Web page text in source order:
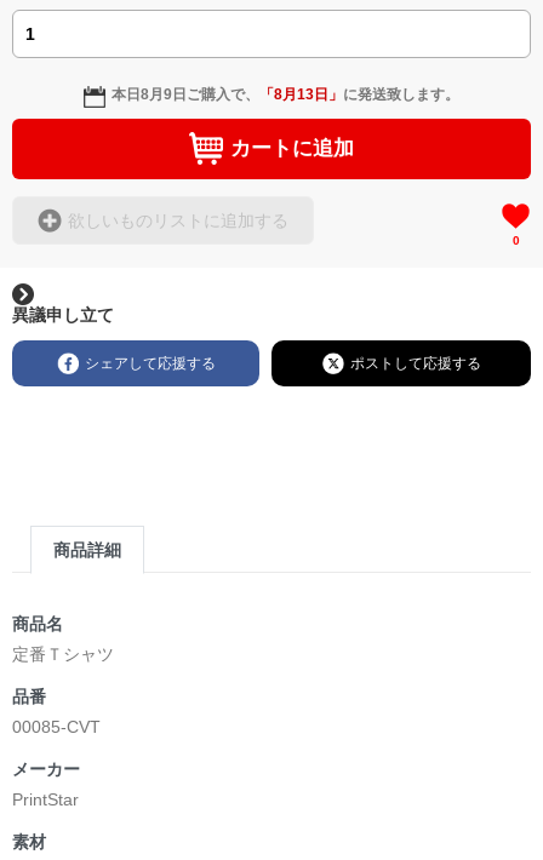
本日8月9日 ご購入で、 「8月13日 」 に発送致します。
カートに追加
欲しいものリストに追加する
0
異議申し立て
シェアして応援する ポストして応援する
商品詳細
商品名
定番Ｔシャツ
品番
00085-CVT
メーカー
PrintStar
素材